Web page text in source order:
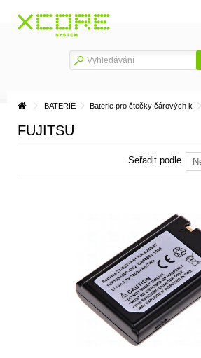
BATERIE Baterie pro čtečky čárových k
FUJITSU
Seřadit podle